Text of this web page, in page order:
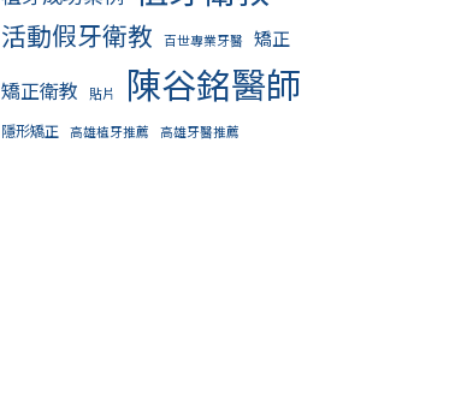
活動假牙衛教 百世專業牙醫 矯正
矯正衛教 貼片 陳谷銘醫師
隱形矯正 高雄植牙推薦 高雄牙醫推薦